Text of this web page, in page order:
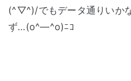
(^▽^)/でもデータ通りいか
ず…(o^―^o)ﾆｺ